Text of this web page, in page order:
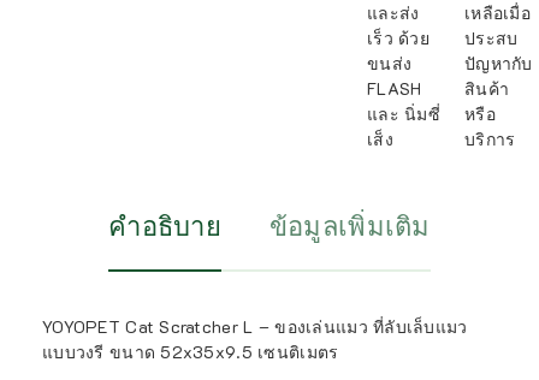
และส่ง
เร็ว ด้วย
ขนส่ง
FLASH
และ นิ่มซี่
เส็ง
เหลือเมื่อ
ประสบ
ปัญหากับ
สินค้า
หรือ
บริการ
คำอธิบาย ข้อมูลเพิ่มเติม
YOYOPET Cat Scratcher L – ของเล่นแมว ที่ลับเล็บแมว
แบบวงรี ขนาด 52x35x9.5 เซนติเมตร